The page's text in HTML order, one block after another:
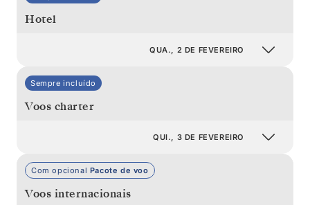
Hotel
QUA., 2 DE FEVEREIRO
Sempre incluído
Voos charter
QUI., 3 DE FEVEREIRO
Com opcional Pacote de voo
Voos internacionais